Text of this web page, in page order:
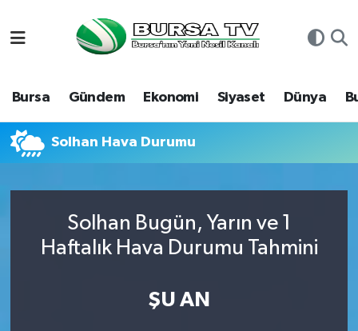
Bursa Gündem Ekonomi Siyaset Dünya
Solhan Hava Durumu
Solhan Bugün, Yarın ve 1
Haftalık Hava Durumu Tahmini
ŞU AN
Bursa
Dünya
Ekonomi
Hava Durumu
Namaz Vakitleri
Süper Lig Puan Durumu ve Fikstür
Son Dakika Haberleri